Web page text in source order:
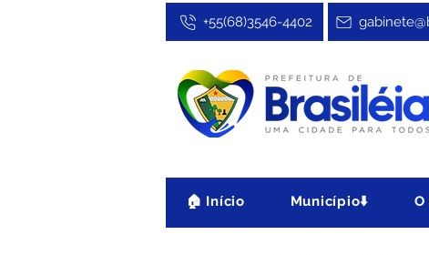
+55(68)3546-4402
🏠 Início Município⬇️